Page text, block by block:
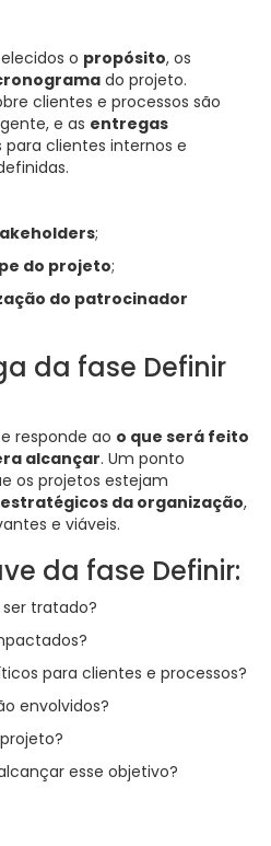
o propósito, os
do projeto.
clientes e processos são
e as entregas
para clientes internos e
;
do projeto;
do patrocinador
da fase Definir
responde ao o que será feito
alcançar. Um ponto
os projetos estejam
da organização,
e viáveis.
da fase Definir:
tratado?
para clientes e processos?
envolvidos?
esse objetivo?